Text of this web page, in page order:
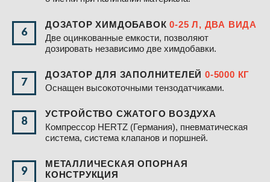
6
ДОЗАТОР ХИМДОБАВОК0-25 Л, ДВА ВИДА
Две оцинкованные емкости, позволяют
дозировать независимо две химдобавки.
7
ДОЗАТОР ДЛЯ ЗАПОЛНИТЕЛЕЙ0-5000 КГ
Оснащен высокоточными тензодатчиками.
8
УСТРОЙСТВО СЖАТОГО ВОЗДУХА
Компрессор HERTZ (Германия), пневматическая
система, система клапанов и поршней.
9
МЕТАЛЛИЧЕСКАЯ ОПОРНАЯ
КОНСТРУКЦИЯ